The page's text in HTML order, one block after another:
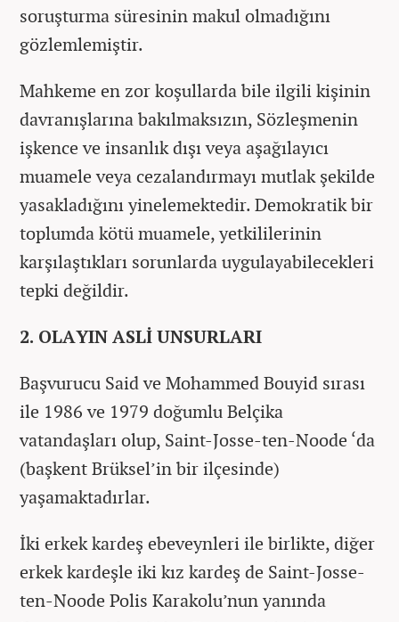
soruşturma süresinin makul olmadığını
gözlemlemiştir.
Mahkeme en zor koşullarda bile ilgili kişinin
davranışlarına bakılmaksızın, Sözleşmenin
işkence ve insanlık dışı veya aşağılayıcı
muamele veya cezalandırmayı mutlak şekilde
yasakladığını yinelemektedir. Demokratik bir
toplumda kötü muamele, yetkililerinin
karşılaştıkları sorunlarda uygulayabilecekleri
tepki değildir.
2. OLAYIN ASLİ UNSURLARI
Başvurucu Said ve Mohammed Bouyid sırası
ile 1986 ve 1979 doğumlu Belçika
vatandaşları olup, Saint-Josse-ten-Noode ‘da
(başkent Brüksel’in bir ilçesinde)
yaşamaktadırlar.
İki erkek kardeş ebeveynleri ile birlikte, diğer
erkek kardeşle iki kız kardeş de Saint-Josse-
ten-Noode Polis Karakolu’nun yanında